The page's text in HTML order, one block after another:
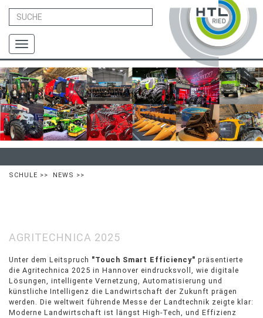
Toggle
navigation
SCHULE >> NEWS >>
AGRITECHNICA 2025
Unter dem Leitspruch "Touch Smart Efficiency" präsentierte
die Agritechnica 2025 in Hannover eindrucksvoll, wie digitale
Lösungen, intelligente Vernetzung, Automatisierung und
künstliche Intelligenz die Landwirtschaft der Zukunft prägen
werden. Die weltweit führende Messe der Landtechnik zeigte klar:
Moderne Landwirtschaft ist längst High-Tech, und Effizienz